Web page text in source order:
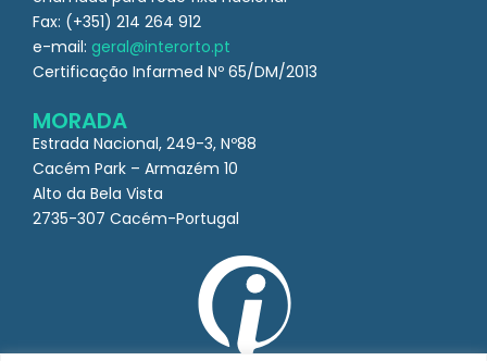
Fax: (+351) 214 264 912
e-mail: geral@interorto.pt
Certificação Infarmed Nº 65/DM/2013
MORADA
Estrada Nacional, 249-3, Nº88
Cacém Park – Armazém 10
Alto da Bela Vista
2735-307 Cacém-Portugal